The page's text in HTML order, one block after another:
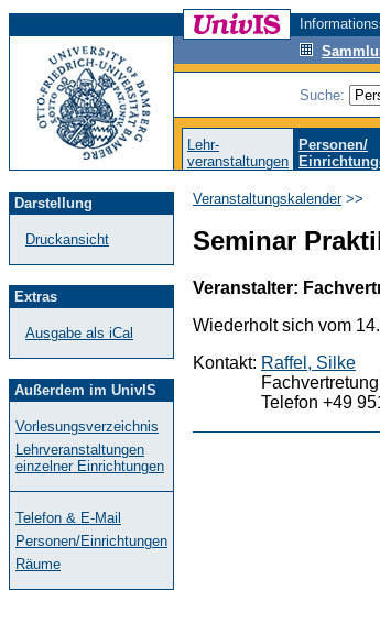
Suche:
Lehr-
veranstaltungen
Personen/
Darstellung
Druckansicht
Extras
Ausgabe als iCal
Außerdem im UnivIS
Vorlesungsverzeichnis
Lehrveranstaltungen
einzelner Einrichtungen
Telefon & E-Mail
Personen/Einrichtungen
Räume
Veranstaltungskalender>>
Seminar
Veranstalter:
Wiederholt sich vom
Kontakt: Raffel, Silke
Telefon +49